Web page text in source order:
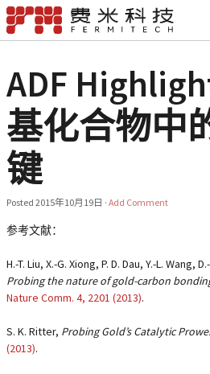
ADF
基化合物中
键
Posted 2015年10月19日 · Add Comment
参考文献：
H.-T. Liu, X.-G. Xiong, P. D. Dau, Y.-L. Wang,
Probing the nature of gold-carbon
Nature Comm. 4, 2201 (2013).
S. K. Ritter, Probing Gold’s Catalytic
(2013).